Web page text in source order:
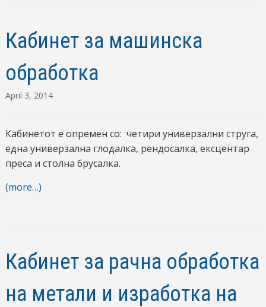
Кабинет за машинска
обработка
April 3, 2014
Кабинетот е опремен со: четири универзални струга,
една универзална глодалка, рендосалка, ексцентар
преса и столна брусалка.
(more…)
Кабинет за рачна обработка
на метали и изработка на